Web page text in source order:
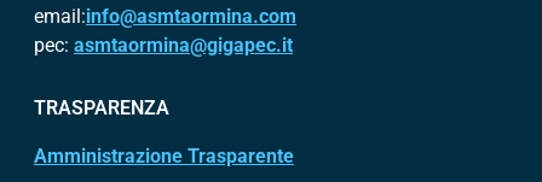
email:info@asmtaormina.com
pec: asmtaormina@gigapec.it
TRASPARENZA
Amministrazione Trasparente